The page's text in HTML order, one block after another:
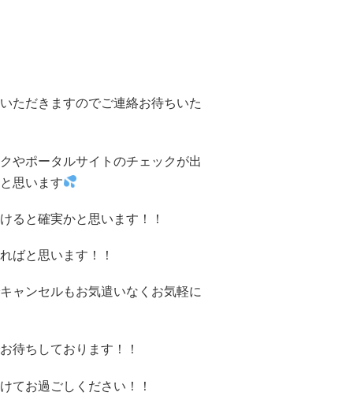
ただきますのでご連絡お待ちいた
やポータルサイトのチェックが出
思います
ると確実かと思います！！
ばと思います！！
ャンセルもお気遣いなくお気軽に
待ちしております！！
てお過ごしください！！